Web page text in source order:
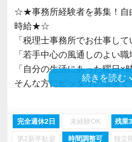
はすぐ聞けるのがいいですね
経験と知識をつけて、お客様
在、後輩の手本になるような
に頑張っています。
会社の良いところは“温かさ”
ームで明るい会社です。
チームで動いているので、
consulting.com/recruit/
【成長のための5つのこだわ
す】
仕事をする上では5つのこだ
ポンス・プラス思考・有言実
より多くの「ありがとう」と
けるために「情熱家であれ！
・責任感を持って仕事に取
・積極性と向上心を持ち合わ
・若手を引っ張っていくリー
【ITシステム完備で効率よく
モニターを全席設置。
入力もAI-OCRを使用して、
【採用担当から】
当事務所では、一人ひとりが
整えながら、お客様の黒字化
しています。
働く方のやりがいや充実した
ります。
少しでも当事務所に興味を持
直し、効率化できる部分に
でいます。
限られた時間の中で集中して
仕事を終えた後のプライベー
してほしいという考えです。
当事務所には、子育てをしな
るスタッフも多く在籍してい
そのため、「時短勤務制度
☆★事務所経験者を募集！自
時給★☆
「税理士事務所でお仕事して
「若手中心の風通しのよい職
「自分の生活にあった曜日×
そんな方にピッタリの環境で
続きを読む
完全週休2日 未経験OK 残業
第2新卒歓迎 時間調整可 独立